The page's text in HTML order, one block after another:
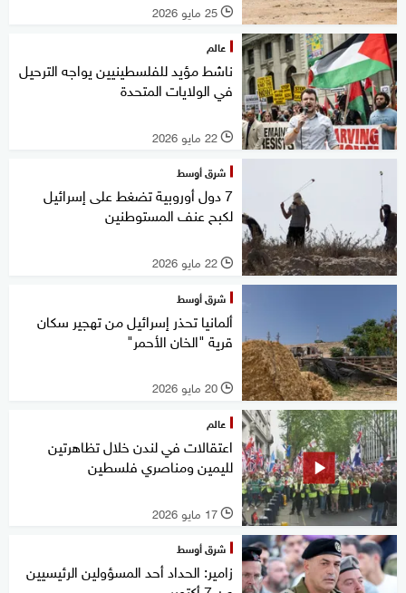
l 25 مايو 2026
عالم
ناشط مؤيد للفلسطينيين يواجه الترحيل
في الولايات المتحدة
l 22 مايو 2026
شرق أوسط
7 دول أوروبية تضغط على إسرائيل
لكبح عنف المستوطنين
l 22 مايو 2026
شرق أوسط
ألمانيا تحذر إسرائيل من تهجير سكان
قرية "الخان الأحمر"
l 20 مايو 2026
عالم
اعتقالات في لندن خلال تظاهرتين
لليمين ومناصري فلسطين
l 17 مايو 2026
شرق أوسط
زامير: الحداد أحد المسؤولين الرئيسيين